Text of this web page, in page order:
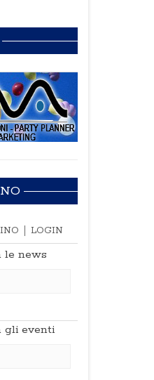
LOGIN
le news
gli eventi